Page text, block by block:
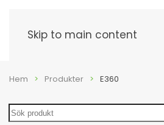
Skip to main content
Hem Produkter E360
Search